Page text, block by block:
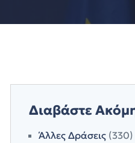
Διαβάστε
Άλλες Δράσεις(330)